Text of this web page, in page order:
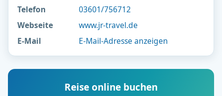
Telefon
03601/756712
Webseite
www.jr-travel.de
E-Mail
E-Mail-Adresse anzeigen
Reise online buchen